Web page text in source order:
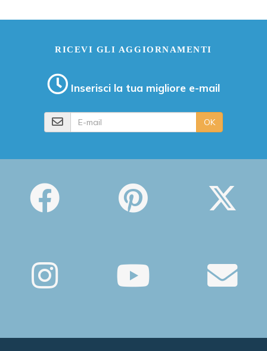
RICEVI GLI AGGIORNAMENTI
Inserisci la tua migliore e-mail
OK